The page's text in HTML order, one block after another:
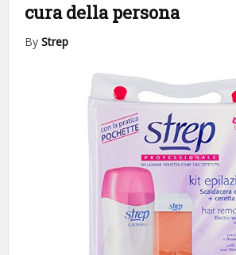
cura della persona
ByStrep